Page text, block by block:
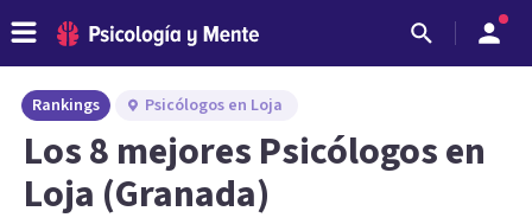
Rankings Psicólogos en Loja
Los 8 mejores Psicólogos en
Loja (Granada)